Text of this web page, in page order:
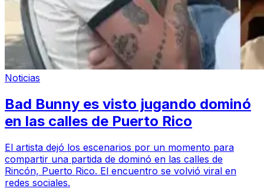
Noticias
Bad Bunny es visto jugando dominó
en las calles de Puerto Rico
El artista dejó los escenarios por un momento para
compartir una partida de dominó en las calles de
Rincón, Puerto Rico. El encuentro se volvió viral en
redes sociales.